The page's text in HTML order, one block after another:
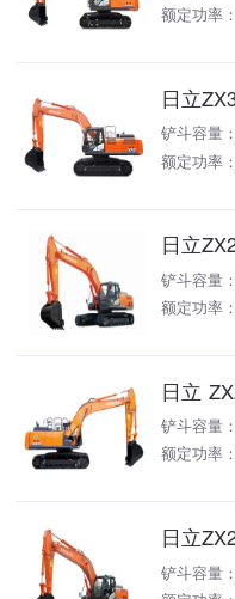
额定功率
日立
铲斗容量
额定功率
日立
铲斗容量
额定功率
日立
铲斗容量
额定功率
日立
铲斗容量